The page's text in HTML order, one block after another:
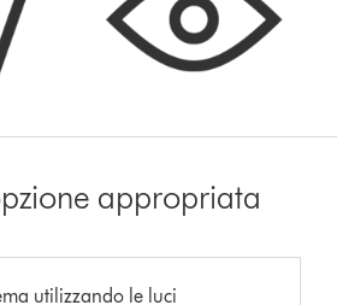
appropriata
utilizzando le luci